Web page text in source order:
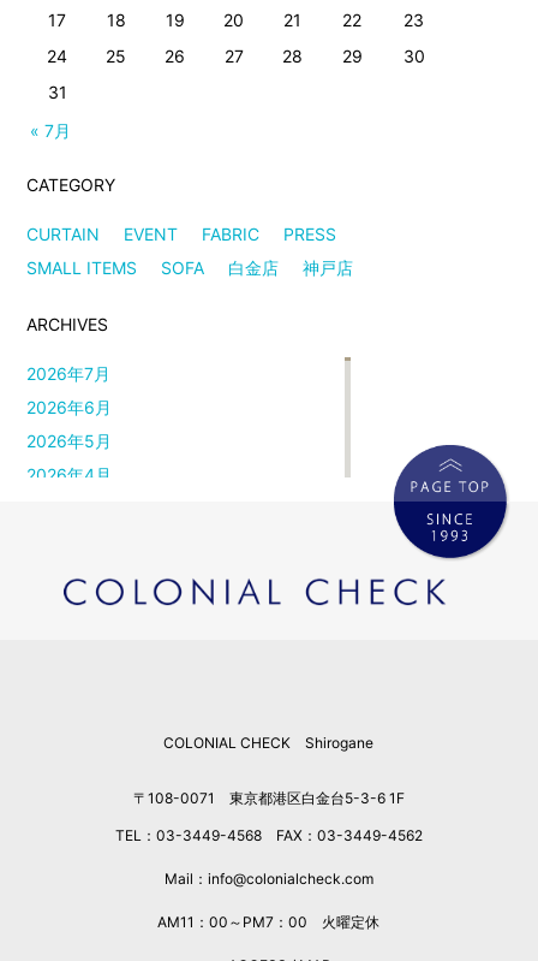
« 7月
17
18 19 20 21 22
23
24
25 26 27 28 29
30
31
CATEGORY
CURTAIN EVENT FABRIC
PRESS
SMALL ITEMS
SOFA 白金店 神戸店
ARCHIVES
2026年7月
2026年6月
2026年5月
2026年4月
2026年1月
2025年12月
COLONIAL CHECK Shirogane
〒108-0071 東京都港区白金台5-3-6 1F
TEL：03-3449-4568 FAX：03-3449-4562
Mail：info@colonialcheck.com
AM11：00～PM7：00 火曜定休